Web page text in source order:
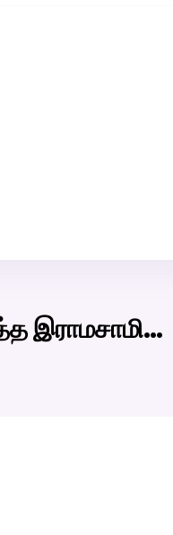
இராமசாமி…